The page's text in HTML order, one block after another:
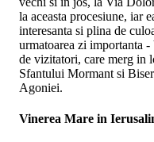
la aceasta procesiune, iar
interesanta si plina de
urmatoarea zi importanta
de vizitatori, care merg in
Sfantului Mormant si
Agoniei.
Vinerea Mare in